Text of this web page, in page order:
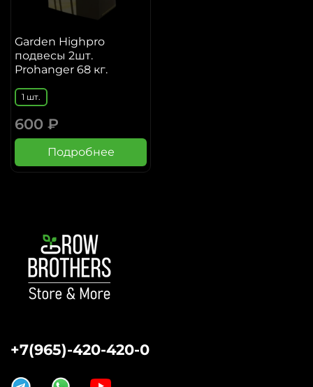
Garden Highpro
подвесы 2шт.
Prohanger 68 кг.
1 шт.
600 ₽
Подробнее
+7(965)-420-420-0